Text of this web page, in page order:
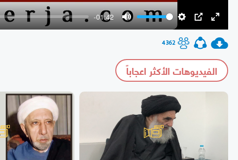
-01:42
Mute
4362
الفيديوهات الأكثر اعجاباً